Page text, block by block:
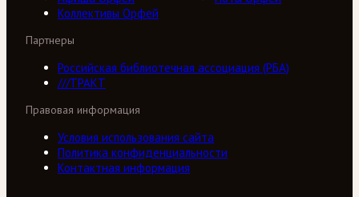
Коллективы Орфей
Партнеры
Российская библиотечная ассоциация (РБА)
///ТРАКТ
Правовая информация
Условия использования сайта
Политика конфиденциальности
Контактная информация